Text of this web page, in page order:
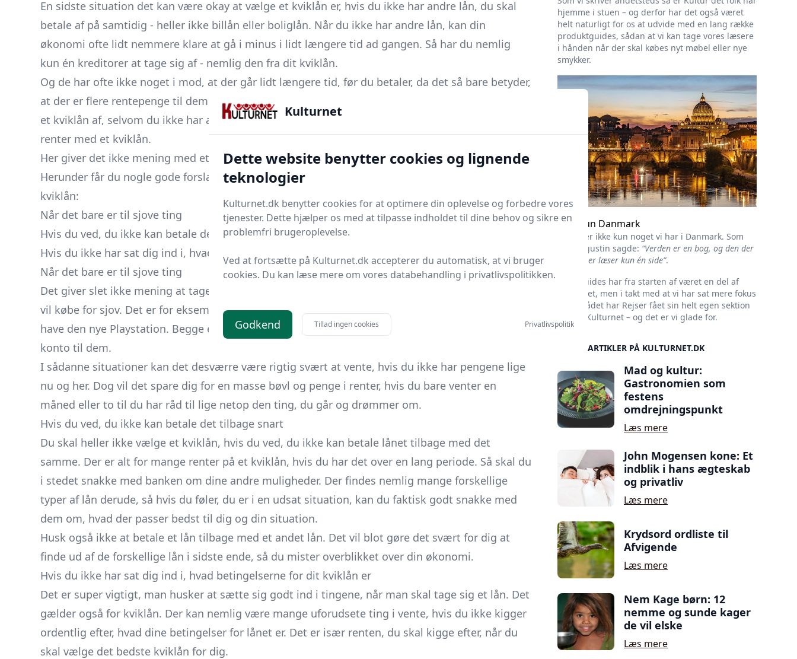
En sidste situation det kan være okay at vælge et kviklån er, hvis du ikke har andre lån, du skal
betale af på samtidig - heller ikke billån eller boliglån. Når du ikke har andre lån, kan din
økonomi ofte lidt nemmere klare at gå i minus i lidt længere tid ad gangen. Så har du nemlig
kun én kreditorer at tage sig af - nemlig den fra dit kviklån.
Og de har ofte ikke noget i mod, at der går lidt længere tid, før du betaler, da det så bare betyder,
at der er flere rentepenge til dem i sidste ende. Dog skal du ikke vente for længe med at betale
et kviklån af, selvom du ikke har andre lån, da det meget hurtigt kan løbe op i mange penge i
renter med et kviklån.
Her giver det ikke mening med et kviklån
Herunder får du nogle gode forslag til, hvornår det slet ikke giver god mening med et såkaldt
kviklån:
Når det bare er til sjove ting
Hvis du ved, du ikke kan betale det tilbage snart
Hvis du ikke har sat dig ind i, hvad betingelserne for dit kviklån er
Når det bare er til sjove ting
Det giver slet ikke mening at tage et kviklån, hvis det du gerne vil købe med det kun er noget, du
vil købe for sjov. Det er for eksempel, hvis du gerne vil have et nyt dyrt tv, eller hvis du gerne vil
have den nye Playstation. Begge er ting, som du godt kan undvære, indtil du har pengene på din
konto til dem.
I sådanne situationer kan det desværre være rigtig svært at vente, hvis du ikke har pengene lige
nu og her. Dog vil det spare dig for en masse bøvl og penge i renter, hvis du bare venter en
måned eller to til du har råd til lige netop den ting, du går og drømmer om.
Hvis du ved, du ikke kan betale det tilbage snart
Du skal heller ikke vælge et kviklån, hvis du ved, du ikke kan betale lånet tilbage med det
samme. Der er alt for mange renter på et kviklån, hvis du har det over en lang periode. Så skal du
i stedet snakke med banken om dine andre muligheder. Der findes nemlig mange forskellige
typer af lån derude, så hvis du føler, du er i en udsat situation, kan du faktisk godt snakke med
dem om, hvad der passer bedst til dig og din situation.
Husk også ikke at betale et lån tilbage med et andet lån. Det vil blot gøre det svært for dig at
finde ud af de forskellige lån i sidste ende, så du mister overblikket over din økonomi.
Hvis du ikke har sat dig ind i, hvad betingelserne for dit kviklån er
Det er super vigtigt, man husker at sætte sig godt ind i tingene, når man skal tage sig et lån. Det
gælder også for kviklån. Der kan nemlig være mange uforudsete ting i vente, hvis du ikke kigger
ordentlig efter, hvad dine betingelser for lånet er. Det er især renten, du skal kigge efter, når du
skal vælge det bedste kviklån for dig.
hjemme i stuen – og derfor har det også været
helt naturligt for os at udvide med en lang række
produktguides, sådan at vi kan tage vores læsere
i hånden når der skal købes nyt møbel eller nye
smykker.
Ikke kun Danmark
Kultur er ikke kun noget vi har i Danmark. Som
Skt. Augustin sagde: “Verden er en bog, og den der
ikke rejser læser kun én side”.
Rejseguides har fra starten af været en del af
Kulturnet, men i takt med at vi har sat mere fokus
på området har Rejser fået sin helt egen sektion
her på Kulturnet – og det er vi glade for.
SIDSTE ARTIKLER PÅ KULTURNET.DK
Mad og kultur:
Gastronomien som
festens
omdrejningspunkt
Læs mere
John Mogensen kone: Et
indblik i hans ægteskab
og privatliv
Læs mere
Krydsord ordliste til
Afvigende
Læs mere
Nem Kage børn: 12
nemme og sunde kager
de vil elske
Læs mere
Kulturnet
Dette website benytter cookies og lignende
teknologier
Kulturnet.dk benytter cookies for at optimere din oplevelse og forbedre vores
tjenester. Dette hjælper os med at tilpasse indholdet til dine behov og sikre en
problemfri brugeroplevelse.
Ved at fortsætte på Kulturnet.dk accepterer du automatisk, at vi bruger
cookies. Du kan læse mere om vores databehandling i privatlivspolitikken.
Godkend Tillad ingen cookies Privatlivspolitik